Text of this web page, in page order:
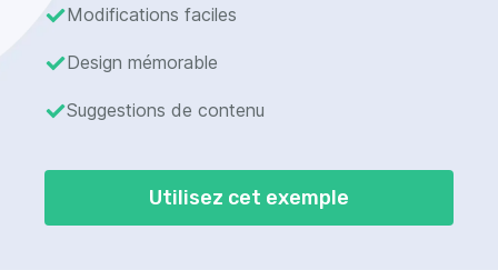
Modifications faciles
Design mémorable
Suggestions de contenu
Utilisez cet exemple